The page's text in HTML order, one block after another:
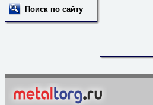
Поиск по сайту